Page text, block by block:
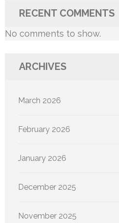
RECENT COMMENTS
No comments to show.
ARCHIVES
March 2026
February 2026
January 2026
December 2025
November 2025